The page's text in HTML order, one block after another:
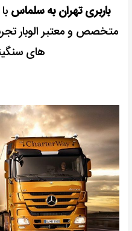
باربری تهران به سلماس
متخصص و معتبر الوبار
های